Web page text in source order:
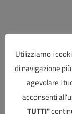
Fed.
Utilizziamo i
di navigazione
agevolare i
acconsenti
TUTTI"